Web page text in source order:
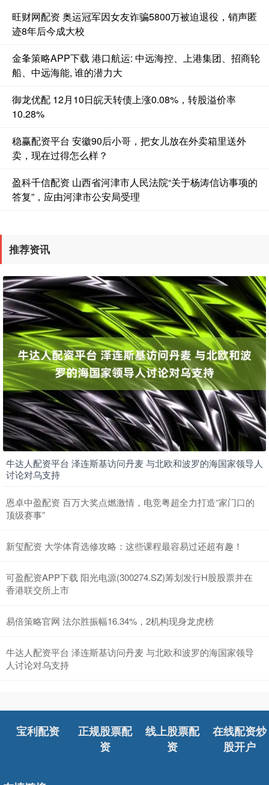
旺财网配资 奥运冠军因女友诈骗5800万被迫退役，销声匿
迹8年后今成大校
金夆策略APP下载 港口航运: 中远海控、上港集团、招商轮
船、中远海能, 谁的潜力大
御龙优配 12月10日皖天转债上涨0.08%，转股溢价率
10.28%
稳赢配资平台 安徽90后小哥，把女儿放在外卖箱里送外
卖，现在过得怎么样？
盈科千信配资 山西省河津市人民法院“关于杨涛信访事项的
答复”，应由河津市公安局受理
推荐资讯
牛达人配资平台 泽连斯基访问丹麦 与北欧和波罗的海国家领导人
讨论对乌支持
恩卓中盈配资 百万大奖点燃激情，电竞粤超全力打造“家门口的
顶级赛事”
新玺配资 大学体育选修攻略：这些课程最容易过还超有趣！
可盈配资APP下载 阳光电源(300274.SZ)筹划发行H股股票并在
香港联交所上市
易倍策略官网 法尔胜振幅16.34%，2机构现身龙虎榜
牛达人配资平台 泽连斯基访问丹麦 与北欧和波罗的海国家领导
人讨论对乌支持
宝利配资
正规股票配
资
线上股票配
资
在线配资炒
股开户